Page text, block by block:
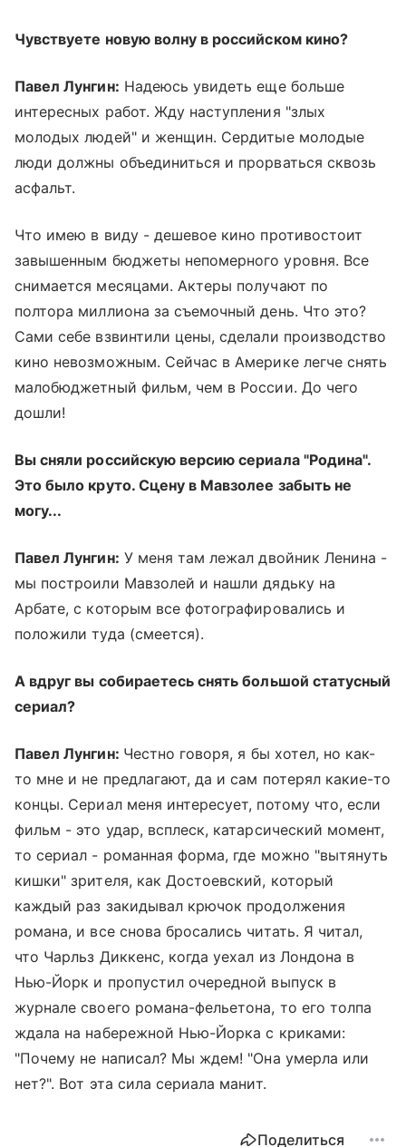
Чувствуете новую волну в российском кино?
Павел Лунгин: Надеюсь увидеть еще больше
интересных работ. Жду наступления "злых
молодых людей" и женщин. Сердитые молодые
люди должны объединиться и прорваться сквозь
асфальт.
Что имею в виду - дешевое кино противостоит
завышенным бюджеты непомерного уровня. Все
снимается месяцами. Актеры получают по
полтора миллиона за съемочный день. Что это?
Сами себе взвинтили цены, сделали производство
кино невозможным. Сейчас в Америке легче снять
малобюджетный фильм, чем в России. До чего
дошли!
Вы сняли российскую версию сериала "Родина".
Это было круто. Сцену в Мавзолее забыть не
могу...
Павел Лунгин: У меня там лежал двойник Ленина -
мы построили Мавзолей и нашли дядьку на
Арбате, с которым все фотографировались и
положили туда (смеется).
А вдруг вы собираетесь снять большой статусный
сериал?
Павел Лунгин: Честно говоря, я бы хотел, но как-
то мне и не предлагают, да и сам потерял какие-то
концы. Сериал меня интересует, потому что, если
фильм - это удар, всплеск, катарсический момент,
то сериал - романная форма, где можно "вытянуть
кишки" зрителя, как Достоевский, который
каждый раз закидывал крючок продолжения
романа, и все снова бросались читать. Я читал,
что Чарльз Диккенс, когда уехал из Лондона в
Нью-Йорк и пропустил очередной выпуск в
журнале своего романа-фельетона, то его толпа
ждала на набережной Нью-Йорка с криками:
"Почему не написал? Мы ждем! "Она умерла или
нет?". Вот эта сила сериала манит.
Поделиться